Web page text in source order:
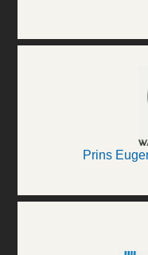
Prins